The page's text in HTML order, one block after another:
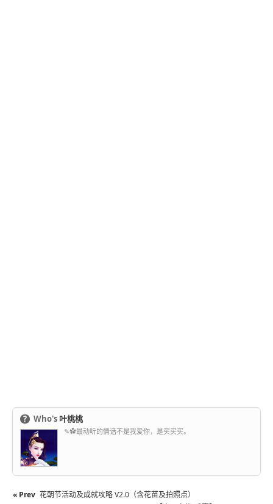
? Who's 叶桃桃
✎✿最动听的情话不是我爱你，是买买买。
« Prev 花朝节活动及成就攻略 V2.0（含花苗及拍照点）